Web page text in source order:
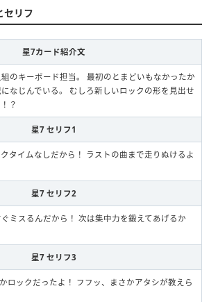
セリフ
星7カード紹介文
のキーボード担当。 最初のとまどいもなかったか
なじんでいる。 むしろ新しいロックの形を見出せ
？
星7 セリフ1
タイムなしだから！ ラストの曲まで走りぬけるよ
星7 セリフ2
ミスるんだから！ 次は集中力を鍛えてあげるか
星7 セリフ3
ロックだったよ！ フフッ、まさかアタシが教えら